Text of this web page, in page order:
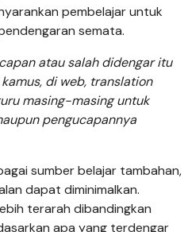
pembelajar untuk
semata.
atau salah didengar itu
di web, translation
masing-masing untuk
pengucapannya
sumber belajar tambahan,
dapat diminimalkan.
terarah dibandingkan
apa yang terdengar